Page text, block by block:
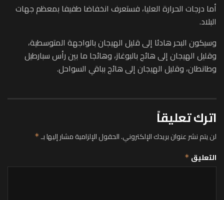
أما درجات الحرارة العليا، فستعرف انخفاضا طفيفا بمعظم جهات
البلاد.
وسيكون البحر هادئا إلى قليل الهيجان بالواجهة المتوسطية،
وقليل الهيجان إلى هائج بالبوغاز، وهائجا ما بين رأس سبارطيل
وطانطان، وقليل الهيجان إلى هائج بباقي السواحل.
اترك تعليقاً
لن يتم نشر عنوان بريدك الإلكتروني.الحقول الإلزامية مشار إليها بـ*
التعليق *